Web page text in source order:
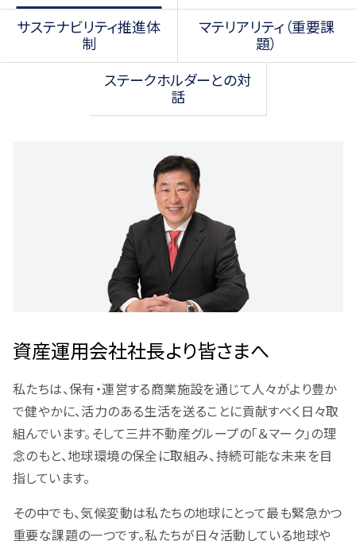
サステナビリティ推進体
制
マテリアリティ（重要課
題）
ステークホルダーとの対
話
資産運用会社社長より皆さまへ
私たちは、保有・運営する商業施設を通じて人々がより豊か
で健やかに、活力のある生活を送ることに貢献すべく日々取
組んでいます。そして三井不動産グループの「＆マーク」の理
念のもと、地球環境の保全に取組み、持続可能な未来を目
指しています。
その中でも、気候変動は私たちの地球にとって最も緊急かつ
重要な課題の一つです。私たちが日々活動している地球や